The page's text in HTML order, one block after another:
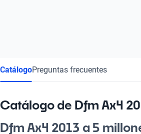
CatálogoPreguntas frecuentes
Catálogo de Dfm Ax4
Dfm Ax4 2013 a 5